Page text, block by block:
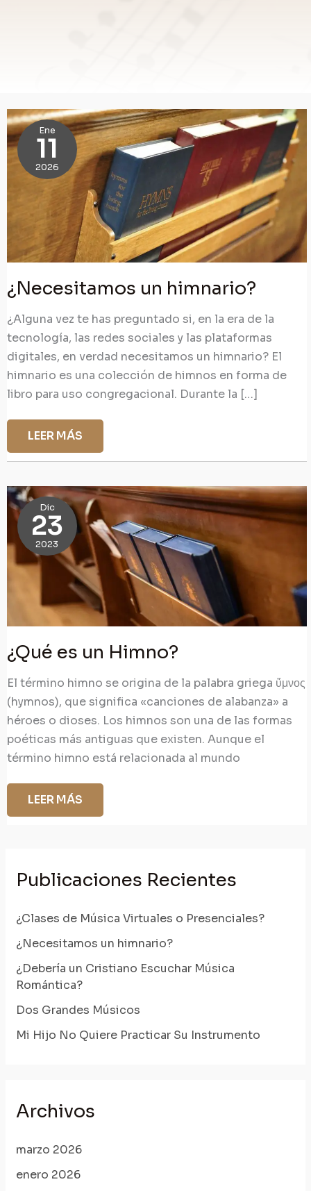
Ene
11
2026
¿Necesitamos un himnario?
¿Alguna vez te has preguntado si, en la era de la
tecnología, las redes sociales y las plataformas
digitales, en verdad necesitamos un himnario? El
himnario es una colección de himnos en forma de
libro para uso congregacional. Durante la […]
¿NECESITAMOS
HIMNARIO?
LEER MÁS
Dic
23
2023
¿Qué es un Himno?
El término himno se origina de la palabra griega ὕμνος
(hymnos), que significa «canciones de alabanza» a
héroes o dioses. Los himnos son una de las formas
poéticas más antiguas que existen. Aunque el
término himno está relacionada al mundo
¿QUÉ
UN
LEER MÁS
Publicaciones Recientes
¿Clases de Música Virtuales o Presenciales?
¿Necesitamos un himnario?
¿Debería un Cristiano Escuchar Música
Romántica?
Dos Grandes Músicos
Mi Hijo No Quiere Practicar Su Instrumento
Archivos
marzo 2026
enero 2026